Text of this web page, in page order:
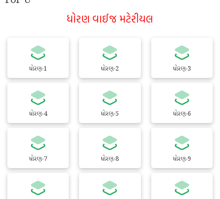
ધોરણ વાઈજ મટેરીયલ
ધોરણ-1 ધોરણ-2 ધોરણ-3
ધોરણ-4 ધોરણ-5 ધોરણ-6
ધોરણ-7 ધોરણ-8 ધોરણ-9